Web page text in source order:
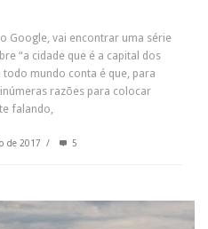
Google, vai encontrar uma série
“a cidade que é a capital dos
todo mundo conta é que, para
razões para colocar
falando,
de 2017 / 5